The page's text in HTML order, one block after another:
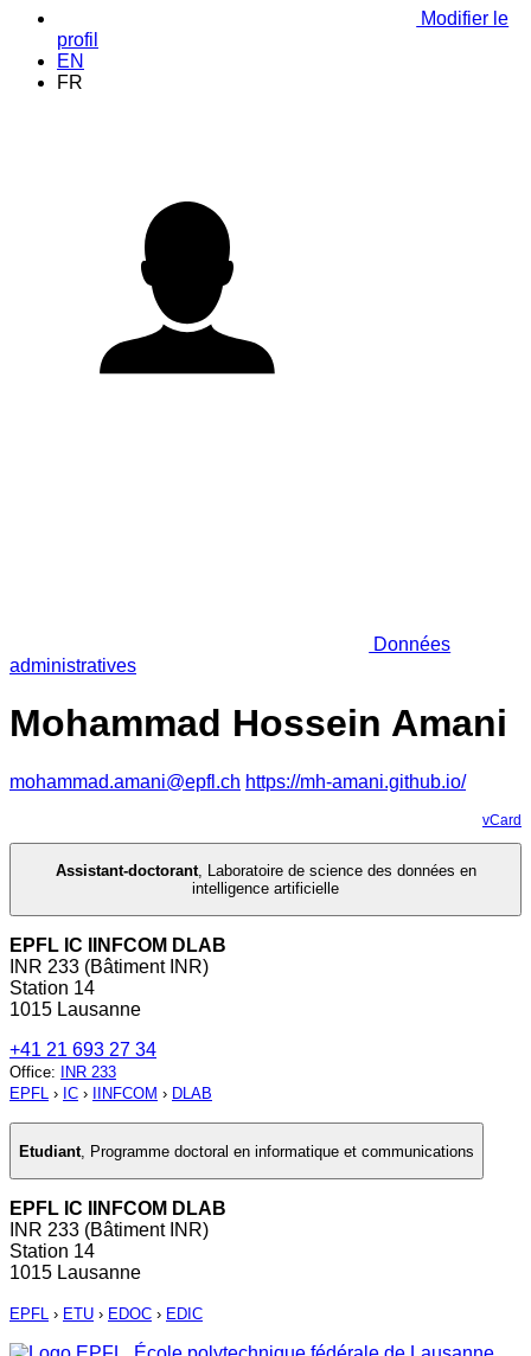
Modifier le
profil
EN
FR
Données
administratives
Mohammad Hossein Amani
mohammad.amani@epfl.ch https://mh-amani.github.io/
vCard
Assistant-doctorant, Laboratoire de science des données en
intelligence artificielle
EPFL IC IINFCOM DLAB
INR 233 (Bâtiment INR)
Station 14
1015 Lausanne
+41 21 693 27 34
Office:
INR 233
EPFL › IC › IINFCOM › DLAB
Etudiant Programme doctoral en informatique et communications
EPFL IC IINFCOM DLAB
INR 233 (Bâtiment INR)
Station 14
1015 Lausanne
EPFL › ETU › EDOC › EDIC